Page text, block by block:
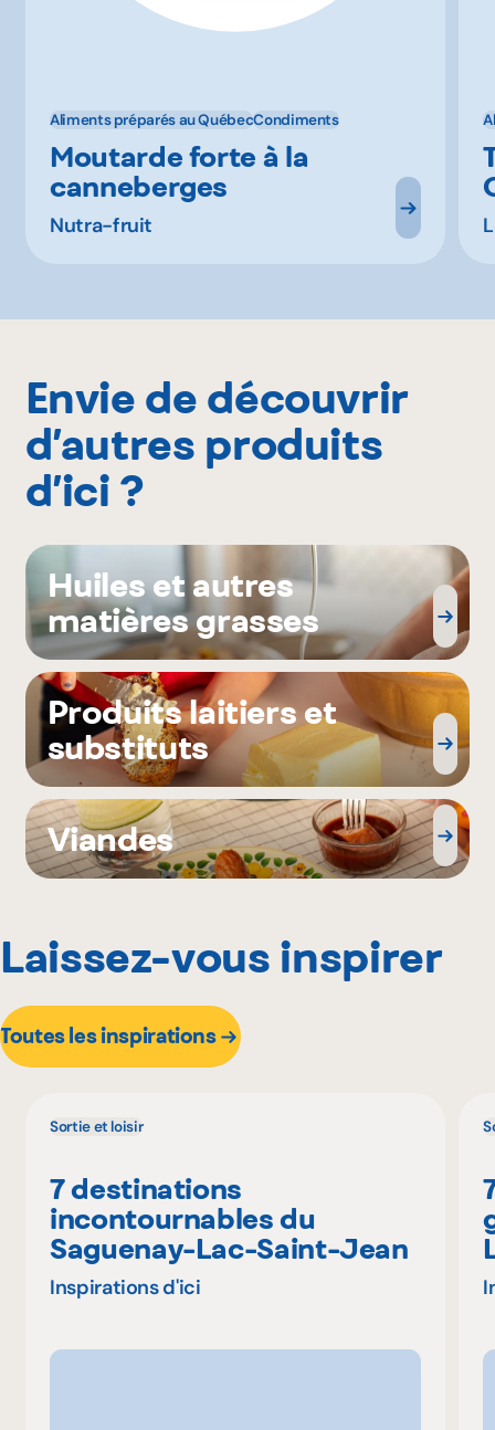
Aliments préparés au QuébecCondiments
Moutarde forte à la
canneberges
Nutra-fruit
Envie de découvrir
d’autres produits
d’ici ?
Huiles et autres
matières grasses
Produits laitiers et
substituts
Viandes
Laissez-vous inspirer
Toutes les inspirations
Sortie et loisir
7 destinations
incontournables du
Saguenay-Lac-Saint-Jean
Inspirations d'ici